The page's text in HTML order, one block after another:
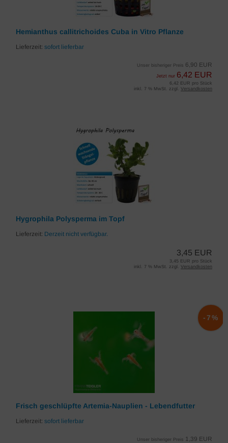
Hemianthus callitrichoides Cuba in Vitro Pflanze
Lieferzeit: sofort lieferbar
Unser bisheriger Preis 6,90 EUR
Jetzt nur 6,42 EUR
6,42 EUR pro Stück
inkl. 7 % MwSt. zzgl. Versandkosten
Hygrophila Polysperma im Topf
Lieferzeit: Derzeit nicht verfügbar.
3,45 EUR
3,45 EUR pro Stück
inkl. 7 % MwSt. zzgl. Versandkosten
Frisch geschlüpfte Artemia-Nauplien - Lebendfutter
Lieferzeit: sofort lieferbar
Unser bisheriger Preis 1,39 EUR
-7%